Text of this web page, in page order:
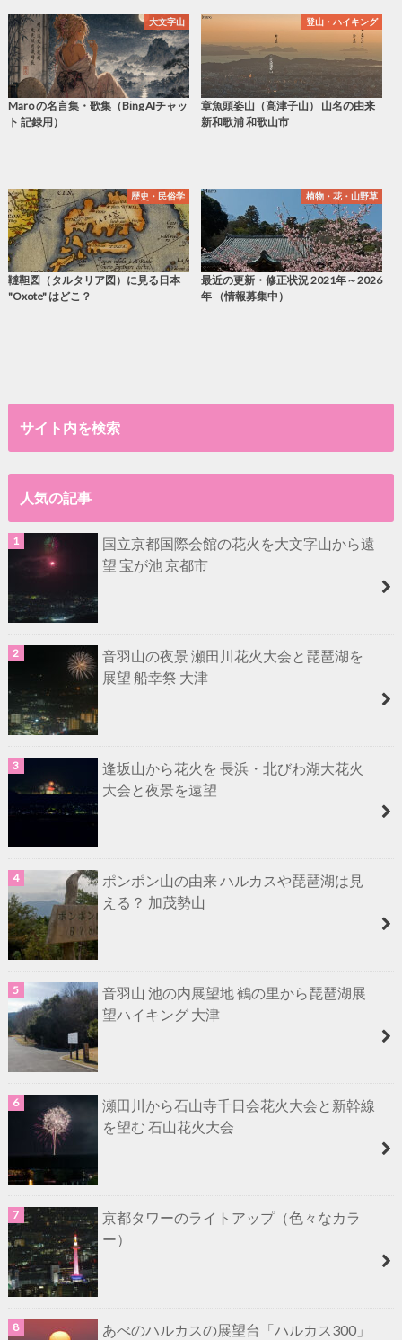
大文字山
Maro の名言集・歌集（Bing AIチャッ
ト 記録用）
登山・ハイキング
章魚頭姿山（高津子山） 山名の由来
新和歌浦 和歌山市
歴史・民俗学
韃靼図（タルタリア図）に見る日本
"Oxote" はどこ？
植物・花・山野草
最近の更新・修正状況 2021年～2026
年 （情報募集中）
サイト内を検索
人気の記事
国立京都国際会館の花火を大文字山から遠
望 宝が池 京都市
音羽山の夜景 瀬田川花火大会と琵琶湖を
展望 船幸祭 大津
逢坂山から花火を 長浜・北びわ湖大花火
大会と夜景を遠望
ポンポン山の由来 ハルカスや琵琶湖は見
える？ 加茂勢山
音羽山 池の内展望地 鶴の里から琵琶湖展
望ハイキング 大津
瀬田川から石山寺千日会花火大会と新幹線
を望む 石山花火大会
京都タワーのライトアップ（色々なカラ
ー）
あべのハルカスの展望台「ハルカス300」